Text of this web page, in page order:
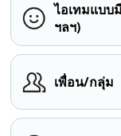
ไอเทมแบบ
ฯลฯ)
เพื่อน/กลุ่ม